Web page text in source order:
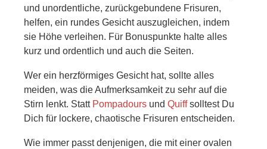
und unordentliche, zurückgebundene Frisuren,
helfen, ein rundes Gesicht auszugleichen, indem
sie Höhe verleihen. Für Bonuspunkte halte alles
kurz und ordentlich und auch die Seiten.
Wer ein herzförmiges Gesicht hat, sollte alles
meiden, was die Aufmerksamkeit zu sehr auf die
Stirn lenkt. Statt Pompadours und Quiffsolltest Du
Dich für lockere, chaotische Frisuren entscheiden.
Wie immer passt denjenigen, die mit einer ovalen